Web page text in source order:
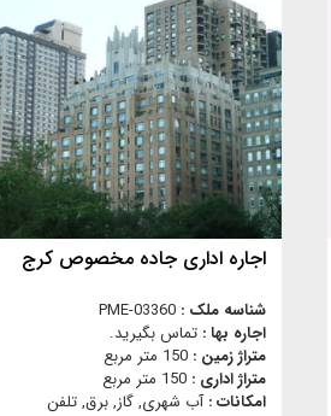
اجاره اداری جاده مخصوص کرج
شناسه ملک : PME-03360
اجاره بها : تماس بگیرید.
متراژ زمین : 150 متر مربع
متراژ اداری : 150 متر مربع
امکانات :آب شهری, گاز, برق, تلفن